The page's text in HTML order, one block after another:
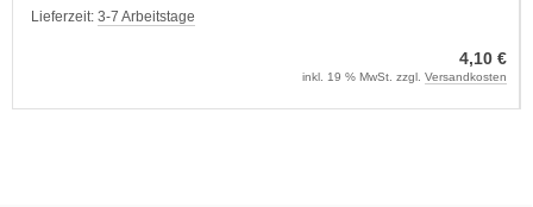
Lieferzeit: 3-7 Arbeitstage
4,10 €
inkl. 19 % MwSt. zzgl. Versandkosten